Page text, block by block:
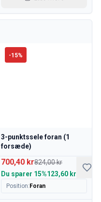
-15%
3-punktssele foran (1
forsæde)
700,40 kr824,00 kr
Du sparer 15%123,60 kr
Position: Foran